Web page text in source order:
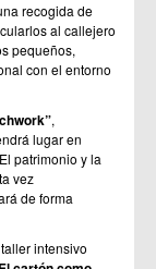
recogida de
al callejero
pequeños,
con el entorno
,
lugar en
patrimonio y la
vez
de forma
intensivo